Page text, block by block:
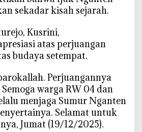
sekadar kisah sejarah.
Kusrini,
atas perjuangan
budaya setempat.
Perjuangannya
warga RW 04 dan
menjaga Sumur Nganten
Selamat untuk
Jumat (19/12/2025).